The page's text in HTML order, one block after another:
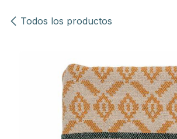
Todos los productos